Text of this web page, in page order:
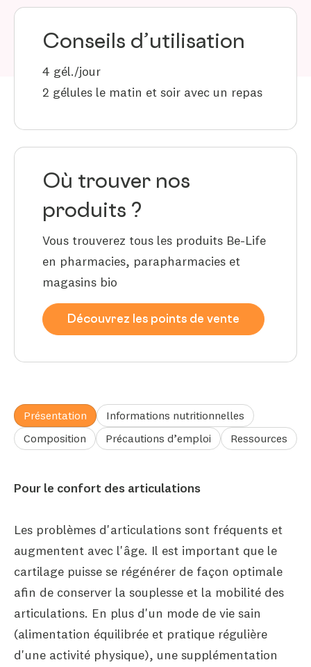
Conseils d’utilisation
4 gél./jour
2 gélules le matin et soir avec un repas
Où trouver nos
produits ?
Vous trouverez tous les produits Be-Life
en pharmacies, parapharmacies et
magasins bio
Découvrez les points de vente
Présentation
Informations nutritionnelles
Composition
Précautions d’emploi Ressources
Pour le confort des articulations
Les problèmes d'articulations sont fréquents et
augmentent avec l'âge. Il est important que le
cartilage puisse se régénérer de façon optimale
afin de conserver la souplesse et la mobilité des
articulations. En plus d'un mode de vie sain
(alimentation équilibrée et pratique régulière
d'une activité physique), une supplémentation